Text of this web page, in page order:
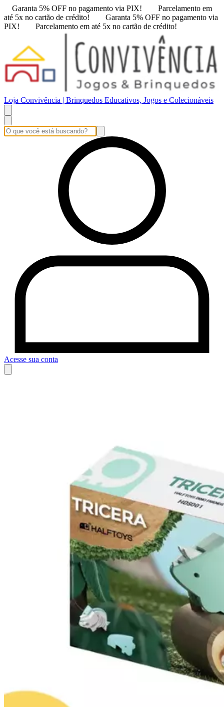
Garanta 5% OFF no pagamento via PIX!
Parcelamento em
até 5x no cartão de crédito!
Garanta 5% OFF no pagamento via
PIX!
Parcelamento em até 5x no cartão de crédito!
Loja Convivência | Brinquedos Educativos, Jogos e Colecionáveis
Acesse sua conta